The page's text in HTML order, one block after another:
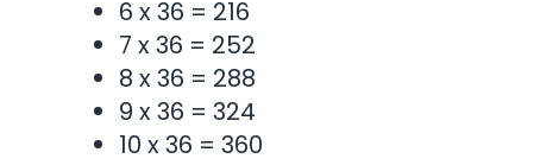
6 x 36 = 216
7 x 36 = 252
8 x 36 = 288
9 x 36 = 324
10 x 36 = 360